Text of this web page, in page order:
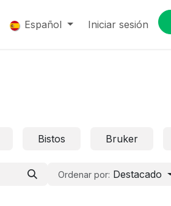
Español Iniciar sesión
Bistos Bruker
Ordenar por: Destacado